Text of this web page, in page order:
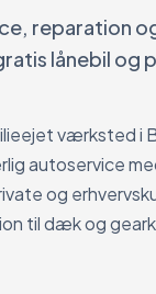
reparation
lånebil og
værksted i
autoservice
og
til dæk og